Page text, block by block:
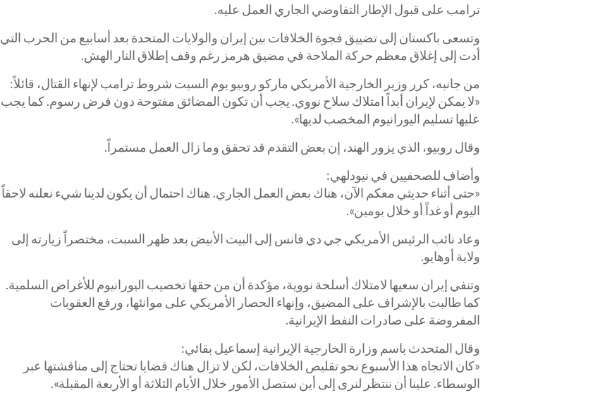
ترامب على قبول الإطار التفاوضي الجاري العمل عليه.
وتسعى باكستان إلى تضييق فجوة الخلافات بين إيران والولايات المتحدة بعد أسابيع من الحرب التي
أدت إلى إغلاق معظم حركة الملاحة في مضيق هرمز رغم وقف إطلاق النار الهش.
من جانبه، كرر وزير الخارجية الأمريكي ماركو روبيو يوم السبت شروط ترامب لإنهاء القتال، قائلاً:
«لا يمكن لإيران أبداً امتلاك سلاح نووي. يجب أن تكون المضائق مفتوحة دون فرض رسوم. كما يجب
عليها تسليم اليورانيوم المخصب لديها».
وقال روبيو، الذي يزور الهند، إن بعض التقدم قد تحقق وما زال العمل مستمراً.
وأضاف للصحفيين في نيودلهي:
«حتى أثناء حديثي معكم الآن، هناك بعض العمل الجاري. هناك احتمال أن يكون لدينا شيء نعلنه لاحقاً
اليوم أو غداً أو خلال يومين».
وعاد نائب الرئيس الأمريكي جي دي فانس إلى البيت الأبيض بعد ظهر السبت، مختصراً زيارته إلى
ولاية أوهايو.
وتنفي إيران سعيها لامتلاك أسلحة نووية، مؤكدة أن من حقها تخصيب اليورانيوم للأغراض السلمية.
كما طالبت بالإشراف على المضيق، وإنهاء الحصار الأمريكي على موانئها، ورفع العقوبات
المفروضة على صادرات النفط الإيرانية.
وقال المتحدث باسم وزارة الخارجية الإيرانية إسماعيل بقائي:
«كان الاتجاه هذا الأسبوع نحو تقليص الخلافات، لكن لا تزال هناك قضايا تحتاج إلى مناقشتها عبر
الوسطاء. علينا أن ننتظر لنرى إلى أين ستصل الأمور خلال الأيام الثلاثة أو الأربعة المقبلة».